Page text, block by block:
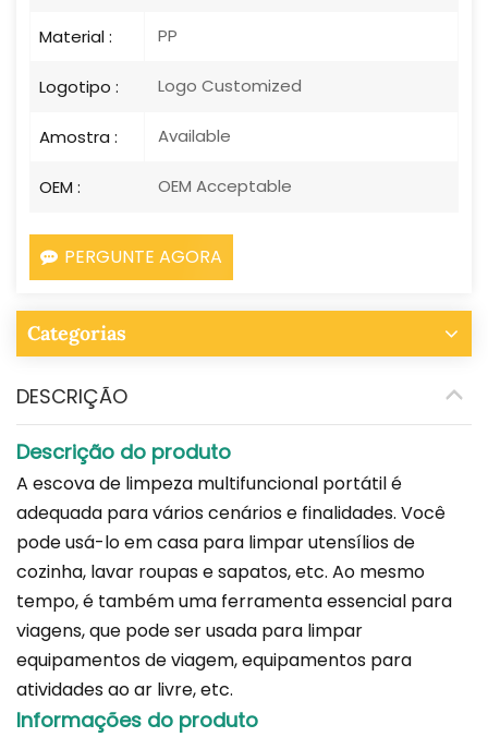
Material : PP
Logotipo : Logo Customized
Amostra : Available
OEM : OEM Acceptable
PERGUNTE AGORA
Categorias
DESCRIÇÃO
Descrição do produto
A escova de limpeza multifuncional portátil é
adequada para vários cenários e finalidades. Você
pode usá-lo em casa para limpar utensílios de
cozinha, lavar roupas e sapatos, etc. Ao mesmo
tempo, é também uma ferramenta essencial para
viagens, que pode ser usada para limpar
equipamentos de viagem, equipamentos para
atividades ao ar livre, etc.
Informações do produto